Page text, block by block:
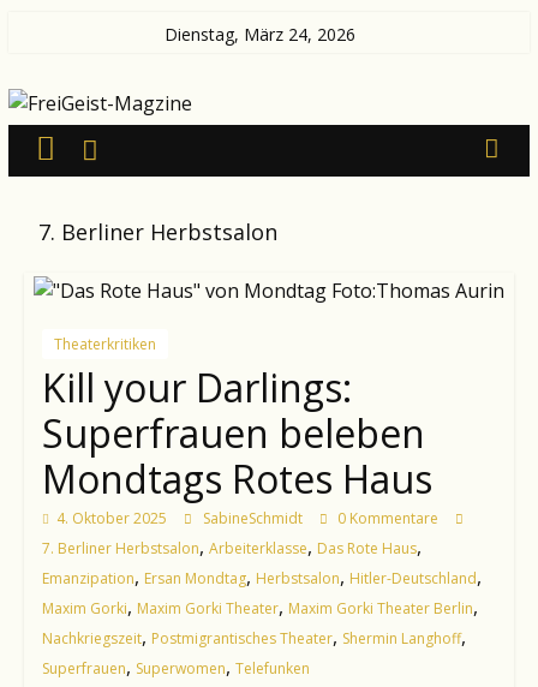
springen
Dienstag, März 24, 2026
FreiGeist-
Magzine
News
Kultur
Politik
7. Berliner Herbstsalon
Theaterkritiken
Kill your Darlings:
Superfrauen beleben
Mondtags Rotes Haus
4. Oktober 2025 SabineSchmidt
0 Kommentare
7. Berliner Herbstsalon, Arbeiterklasse, Das Rote Haus,
Emanzipation, Ersan Mondtag, Herbstsalon, Hitler-Deutschland,
Maxim Gorki, Maxim Gorki Theater, Maxim Gorki Theater Berlin,
Nachkriegszeit, Postmigrantisches Theater, Shermin Langhoff,
Superfrauen, Superwomen, Telefunken